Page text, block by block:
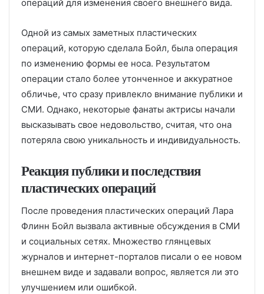
операций для изменения своего внешнего вида.
Одной из самых заметных пластических
операций, которую сделала Бойл, была операция
по изменению формы ее носа. Результатом
операции стало более утонченное и аккуратное
обличье, что сразу привлекло внимание публики и
СМИ. Однако, некоторые фанаты актрисы начали
высказывать свое недовольство, считая, что она
потеряла свою уникальность и индивидуальность.
Реакция публики и последствия
пластических операций
После проведения пластических операций Лара
Флинн Бойл вызвала активные обсуждения в СМИ
и социальных сетях. Множество глянцевых
журналов и интернет-порталов писали о ее новом
внешнем виде и задавали вопрос, является ли это
улучшением или ошибкой.